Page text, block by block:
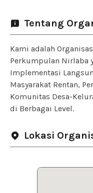
Tentang
Kami adalah
Perkumpulan Nirlaba
Implementasi
Masyarakat Rentan,
Komunitas Desa-
di Berbagai Level.
Lokasi